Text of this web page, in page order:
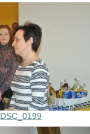
DSC_0199